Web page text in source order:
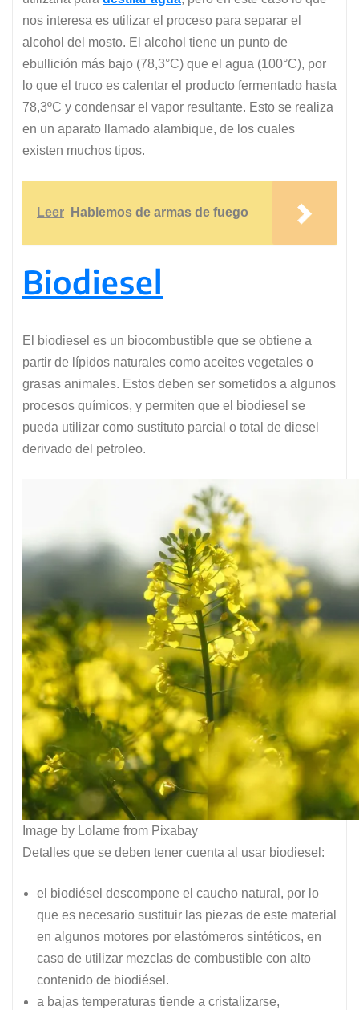
nos interesa es utilizar el proceso para separar el
alcohol del mosto. El alcohol tiene un punto de
ebullición más bajo (78,3°C) que el agua (100°C), por
lo que el truco es calentar el producto fermentado hasta
78,3ºC y condensar el vapor resultante. Esto se realiza
en un aparato llamado alambique, de los cuales
existen muchos tipos.
Leer Hablemos de armas de fuego
Biodiesel
El biodiesel es un biocombustible que se obtiene a
partir de lípidos naturales como aceites vegetales o
grasas animales. Estos deben ser sometidos a algunos
procesos químicos, y permiten que el biodiesel se
pueda utilizar como sustituto parcial o total de diesel
derivado del petroleo.
Image by Lolame from Pixabay
Detalles que se deben tener cuenta al usar biodiesel:
el biodiésel descompone el caucho natural, por lo
que es necesario sustituir las piezas de este material
en algunos motores por elastómeros sintéticos, en
caso de utilizar mezclas de combustible con alto
contenido de biodiésel.
a bajas temperaturas tiende a cristalizarse,